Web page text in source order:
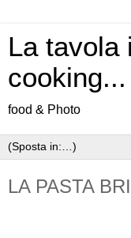
La tavola
cooking...
food & Photo
LA PASTA